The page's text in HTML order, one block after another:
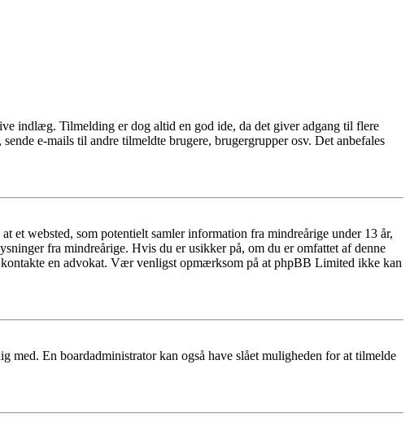
indlæg. Tilmelding er dog altid en god ide, da det giver adgang til flere
e-mails til andre tilmeldte brugere, brugergrupper osv. Det anbefales
websted, som potentielt samler information fra mindreårige under 13 år,
fra mindreårige. Hvis du er usikker på, om du er omfattet af denne
en advokat. Vær venligst opmærksom på at phpBB Limited ikke kan
med. En boardadministrator kan også have slået muligheden for at tilmelde